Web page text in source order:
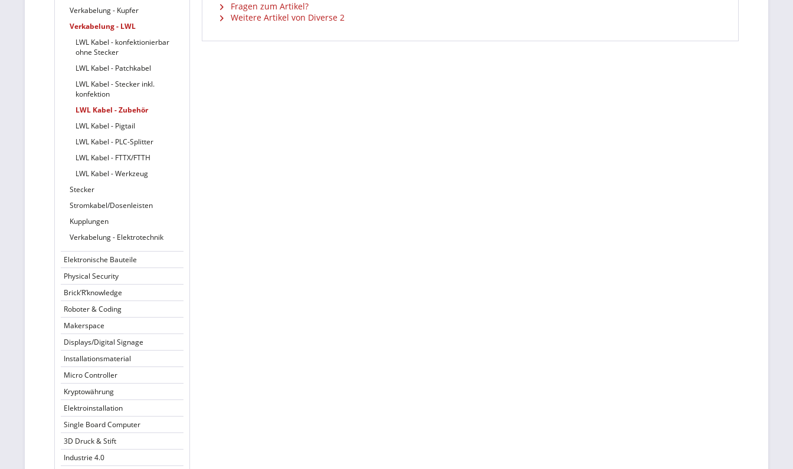
Verkabelung - Kupfer
Verkabelung - LWL
LWL Kabel - konfektionierbar
ohne Stecker
LWL Kabel - Patchkabel
LWL Kabel - Stecker inkl.
konfektion
LWL Kabel - Zubehör
LWL Kabel - Pigtail
LWL Kabel - PLC-Splitter
LWL Kabel - FTTX/FTTH
LWL Kabel - Werkzeug
Stecker
Stromkabel/Dosenleisten
Kupplungen
Verkabelung - Elektrotechnik
Elektronische Bauteile
Physical Security
Brick’R’knowledge
Roboter & Coding
Makerspace
Displays/Digital Signage
Installationsmaterial
Micro Controller
Kryptowährung
Elektroinstallation
Single Board Computer
3D Druck & Stift
Industrie 4.0
Fragen zum Artikel?
Weitere Artikel von Diverse 2